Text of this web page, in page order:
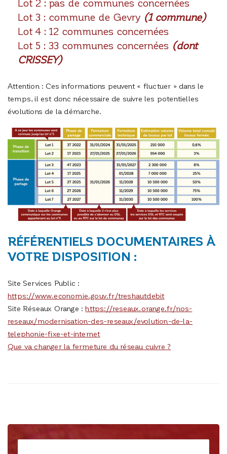
Lot 2 : pas de communes concernées
Lot 3 : commune de Gevry (1 commune)
Lot 4 : 12 communes concernées
Lot 5 : 33 communes concernées (dont
CRISSEY)
Attention : Ces informations peuvent « fluctuer » dans le
temps, il est donc nécessaire de suivre les potentielles
évolutions de la démarche.
RÉFÉRENTIELS DOCUMENTAIRES À
VOTRE DISPOSITION :
Site Services Public :
https://www.economie.gouv.fr/treshautdebit
Site Réseaux Orange :https://reseaux.orange.fr/nos-
reseaux/modernisation-des-reseaux/evolution-de-la-
telephonie-fixe-et-internet
Que va changer la fermeture du réseau cuivre ?